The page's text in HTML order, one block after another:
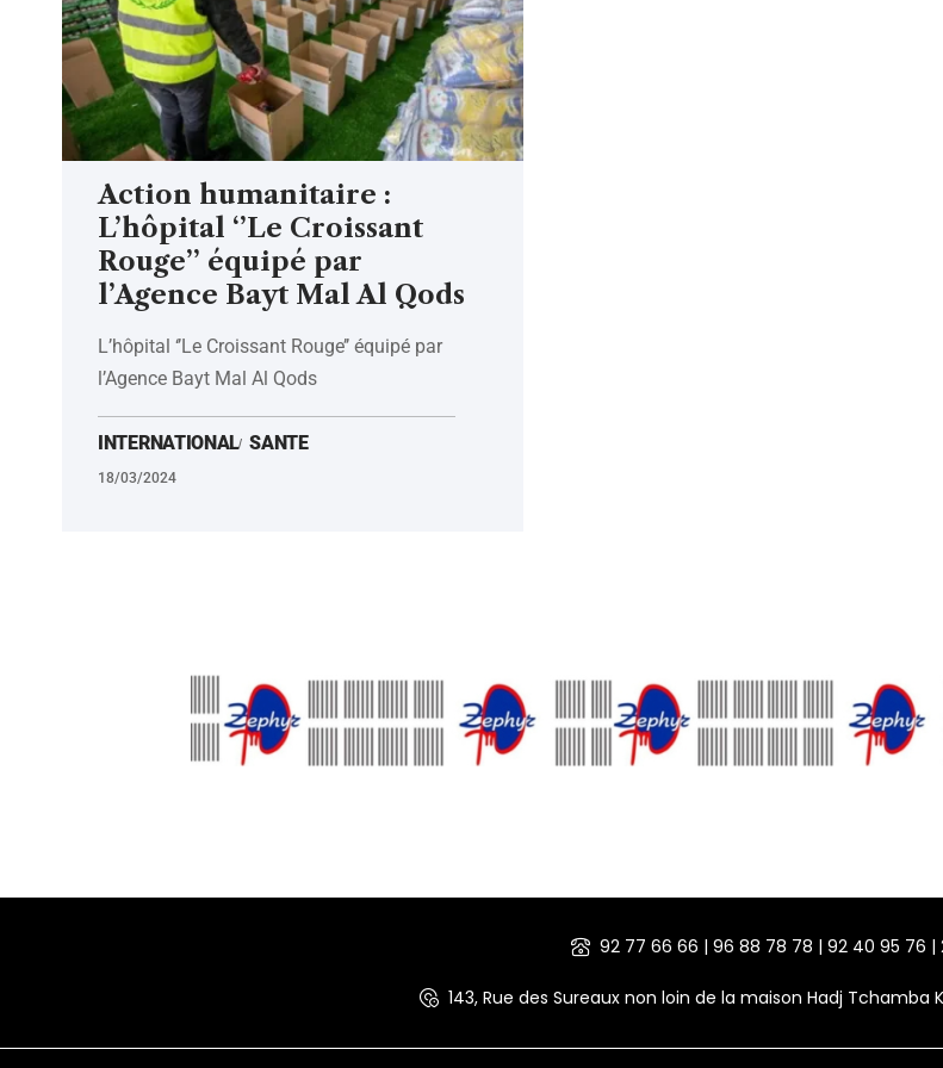
Action humanitaire :
L’hôpital ‘’Le Croissant
Rouge’’ équipé par
l’Agence Bayt Mal Al Qods
L’hôpital ‘’Le Croissant Rouge’’ équipé par
l’Agence Bayt Mal Al Qods
INTERNATIONAL SANTE
18/03/2024
92 77 66 66 | 96 88 78 78 | 92 40 95 76 |
143, Rue des Sureaux non loin de la maison Hadj Tchamba